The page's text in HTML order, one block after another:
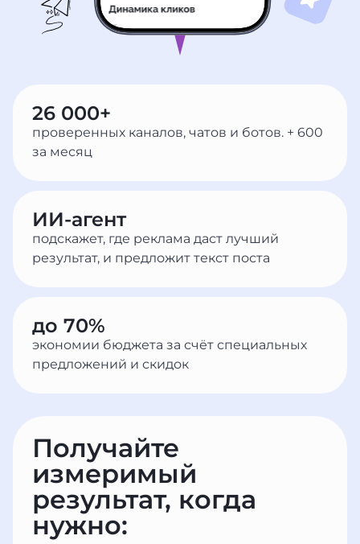
26 000+
проверенных каналов, чатов и ботов. + 600
за месяц
ИИ-агент
подскажет, где реклама даст лучший
результат, и предложит текст поста
до 70%
экономии бюджета за счёт специальных
предложений и скидок
Получайте
измеримый
результат, когда
нужно: